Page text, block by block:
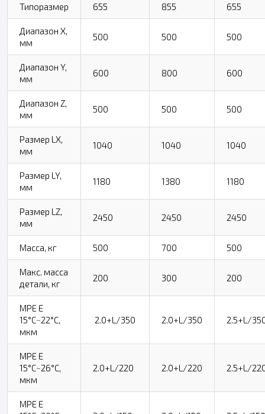
Типоразмер 655 855 655
Диапазон Х,
мм
500 500 500
Диапазон Y,
мм
600 800 600
Диапазон Z,
мм
500 500 500
Размер LX,
мм
1040 1040 1040
Размер LY,
мм
1180 1380 1180
Размер LZ,
мм
2450 2450 2450
Масса, кг 500 700 500
Макс. масса
детали, кг
200 300 200
MPE E
15°С~22°С,
мкм
2.0+L/350 2.0+L/350 2.5+L/
MPE E
15°С~26°С,
мкм
2.0+L/220 2.0+L/220 2.5+L/
MPE E